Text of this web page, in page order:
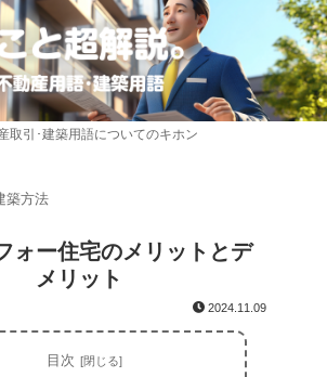
取引･建築用語についてのキホン
築方法
ォー住宅のメリットとデ
メリット
2024.11.09
目次